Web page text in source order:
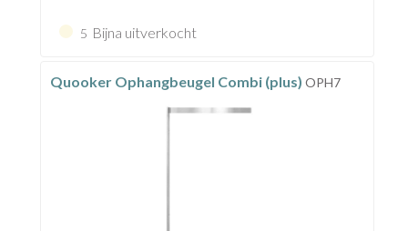
5 Bijna uitverkocht
Quooker Ophangbeugel Combi (plus) OPH7